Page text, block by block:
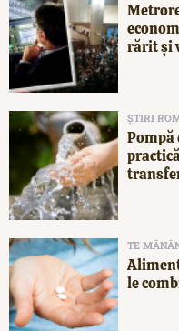
rărit și
ȘTIRI
Pompă
TE
le